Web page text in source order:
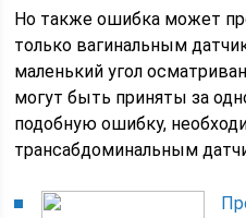
Но также ошибка может
только вагинальным
маленький угол
могут быть приняты за
подобную ошибку,
трансабдоминальным